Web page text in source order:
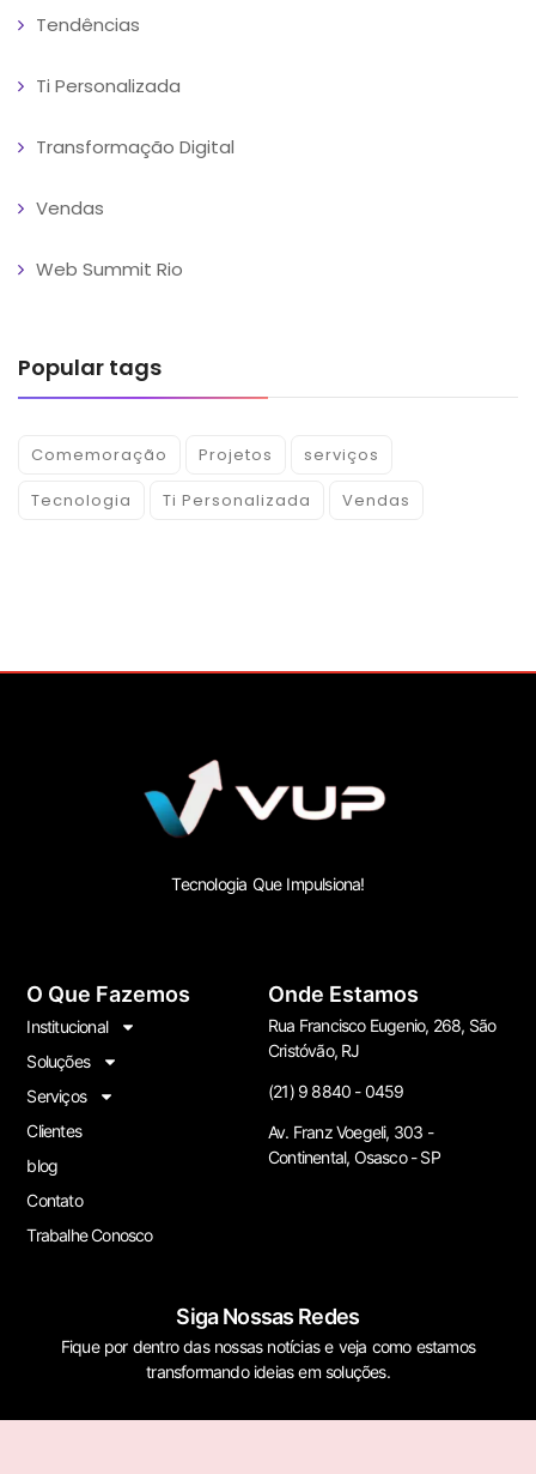
Tendências
Ti Personalizada
Transformação Digital
Vendas
Web Summit Rio
Popular tags
Comemoração Projetos
serviços
Tecnologia
Ti Personalizada Vendas
Tecnologia Que Impulsiona!
O Que Fazemos
Institucional
Soluções
Serviços
Clientes
blog
Contato
Trabalhe Conosco
Onde Estamos
Rua Francisco Eugenio, 268, São
Cristóvão, RJ
(21) 9 8840 - 0459
Av. Franz Voegeli, 303 -
Continental, Osasco - SP
Siga Nossas Redes
Fique por dentro das nossas notícias e veja como estamos
transformando ideias em soluções.